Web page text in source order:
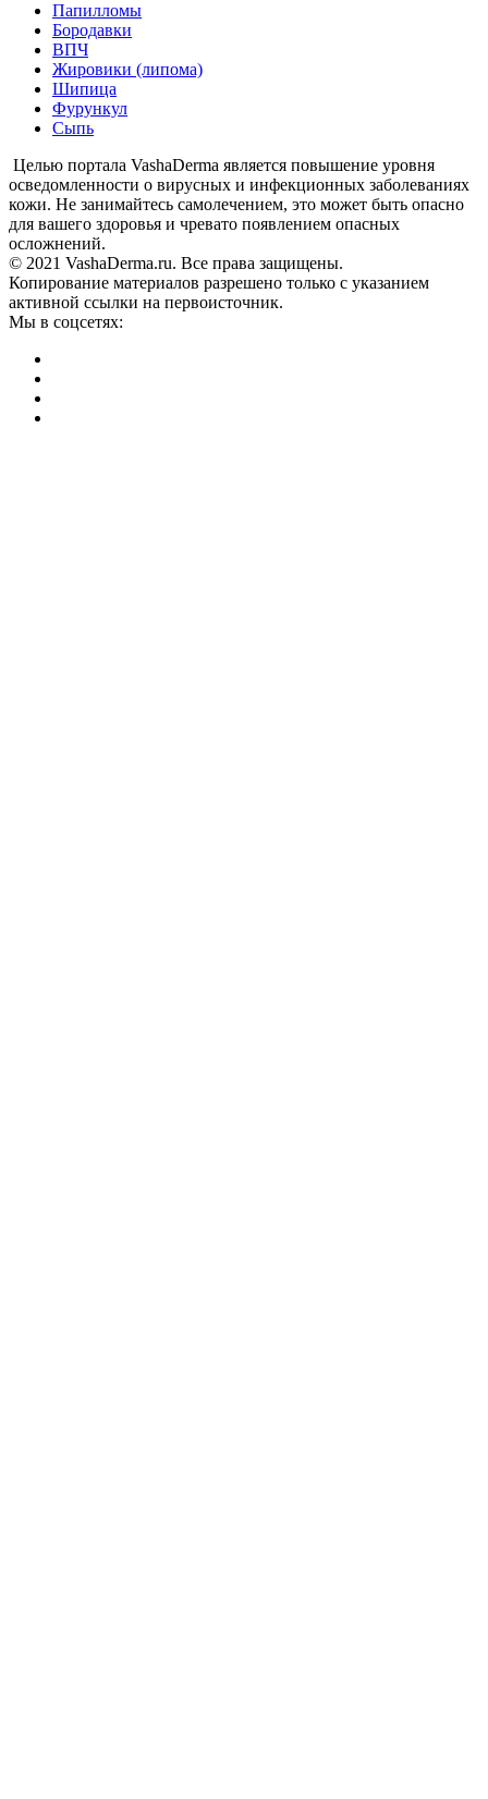
Папилломы
Бородавки
ВПЧ
Жировики (липома)
Шипица
Фурункул
Сыпь
Целью портала VashaDerma является повышение уровня
осведомленности о вирусных и инфекционных заболеваниях
кожи. Не занимайтесь самолечением, это может быть опасно
для вашего здоровья и чревато появлением опасных
осложнений.
© 2021 VashaDerma.ru. Все права защищены.
Копирование материалов разрешено только с указанием
активной ссылки на первоисточник.
Мы в соцсетях: